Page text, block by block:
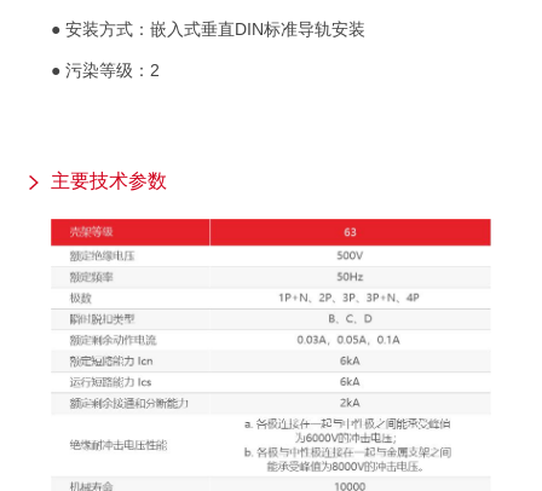
● 安装方式：嵌入式垂直DIN标准导轨安装
● 污染等级：2
主要技术参数